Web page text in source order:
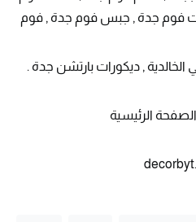
فوم جدة , جبس فوم جدة , فوم
, ديكورات بارتشن جدة .
الرئيسية